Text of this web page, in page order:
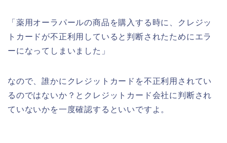
「薬用オーラパールの商品を購入する時に、クレジッ
トカードが不正利用していると判断されたためにエラ
ーになってしまいました」
なので、誰かにクレジットカードを不正利用されてい
るのではないか？とクレジットカード会社に判断され
ていないかを一度確認するといいですよ。